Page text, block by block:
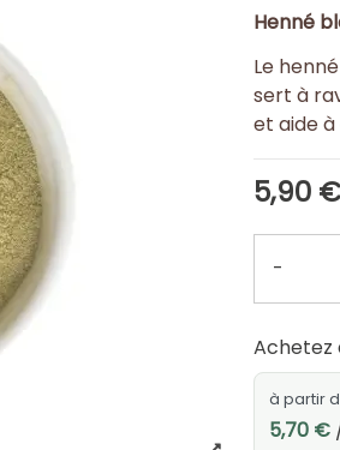
Henné
Le
sert à
et aide
5,90 €
-
Achetez
à partir
5,70 €